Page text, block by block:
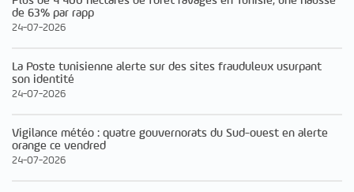
de 63% par rapp
24-07-2026
La Poste tunisienne alerte sur des sites frauduleux usurpant
son identité
24-07-2026
Vigilance météo : quatre gouvernorats du Sud-ouest en alerte
orange ce vendred
24-07-2026